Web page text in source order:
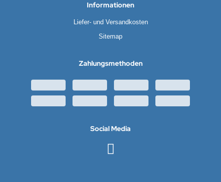
Informationen
Liefer- und Versandkosten
Sitemap
Zahlungsmethoden
Social Media